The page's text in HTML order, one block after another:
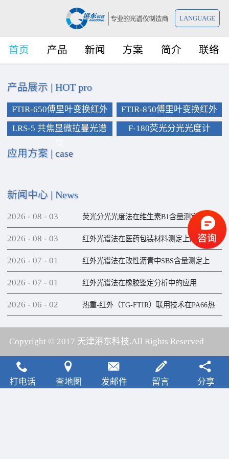
LANGUAGE
首页 产品 新闻 方案 简介 联络
产品展示 HOT pro
FTIR-650傅里叶变换红外
光谱仪
FTIR-850傅里叶变换红外
光谱仪
LRS-5 共焦显微拉曼光谱
F-180荧光分光光度计
应用方案 | case
新闻中心 News
荧光分光光度法在维生素B1含量测定上的应用
2026 - 08 - 03
红外光谱法在医药包装材料测定上的应用
2026 - 08 - 03
红外光谱法在改性沥青中SBS含量测定上的应用
2026 - 07 - 01
红外光谱法在橡胶鉴定分析中的应用
2026 - 07 - 01
热重-红外（TG-FTIR）联用技术在PA66热解研究上的应用
2026 - 06 - 02
Copyright © 2017 天津港东科技.All Rights Reserved
犀牛云提供云计算服务
打电话 查地图 发邮件 留言 分享